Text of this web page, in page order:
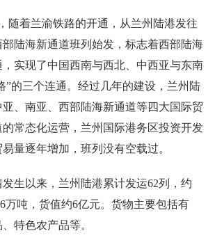
随着兰渝铁路的开通，从兰州陆港发往
陆海新通道班列始发，标志着西部陆海
实现了中国西南与西北、中西亚与东南
”的三个连通。经过几年的建设，兰州陆
、南亚、西部陆海新通道等四大国际贸
常态化运营，兰州国际港务区投资开发
量逐年增加，班列没有空载过。
生以来，兰州陆港累计发运62列，约
万吨，货值约6亿元。货物主要包括有
特色农产品等。